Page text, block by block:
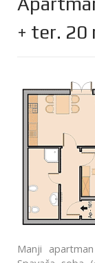
+ ter. 20
Manji